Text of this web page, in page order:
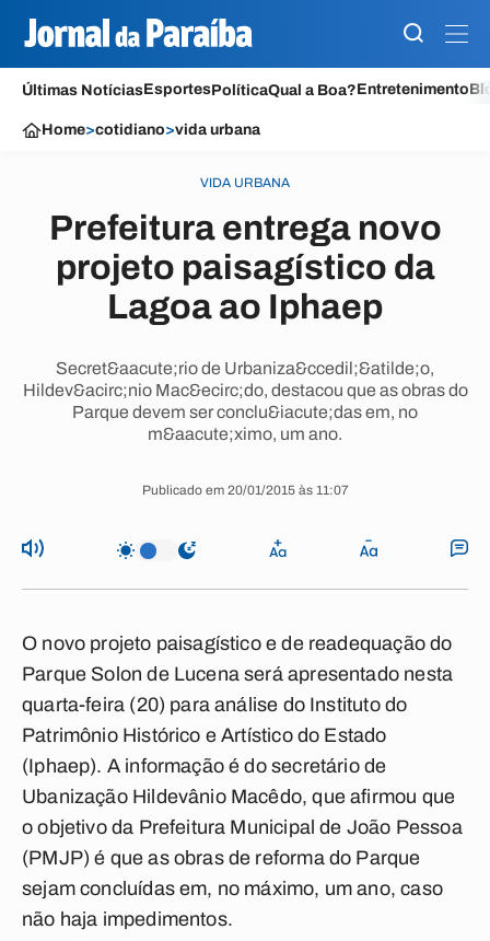
Últimas NotíciasEsportesPolíticaQual a Boa?Entretenimento
Home>cotidiano>vida urbana
VIDA URBANA
Prefeitura entrega novo
projeto paisagístico da
Lagoa ao Iphaep
Secret&aacute;rio de Urbaniza&ccedil;&atilde;o,
Hildev&acirc;nio Mac&ecirc;do, destacou que as obras do
Parque devem ser conclu&iacute;das em, no
m&aacute;ximo, um ano.
Publicado em 20/01/2015 às 11:07
O novo projeto paisagístico e de readequação do
Parque Solon de Lucena será apresentado nesta
quarta-feira (20) para análise do Instituto do
Patrimônio Histórico e Artístico do Estado
(Iphaep). A informação é do secretário de
Ubanização Hildevânio Macêdo, que afirmou que
o objetivo da Prefeitura Municipal de João Pessoa
(PMJP) é que as obras de reforma do Parque
sejam concluídas em, no máximo, um ano, caso
não haja impedimentos.